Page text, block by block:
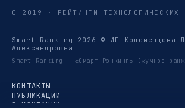
С 2019 · РЕЙТИНГИ ТЕХНОЛОГИЧЕСКИХ
Smart Ranking 2026 © ИП Коломенцева
Александровна
Smart Ranking — «Смарт Рэнкинг» («умное
КОНТАКТЫ
ПУБЛИКАЦИИ
О КОМПАНИИ